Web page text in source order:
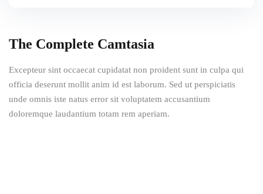
The Complete Camtasia
Excepteur sint occaecat cupidatat non proident sunt in culpa qui
officia deserunt mollit anim id est laborum. Sed ut perspiciatis
unde omnis iste natus error sit voluptatem accusantium
doloremque laudantium totam rem aperiam.